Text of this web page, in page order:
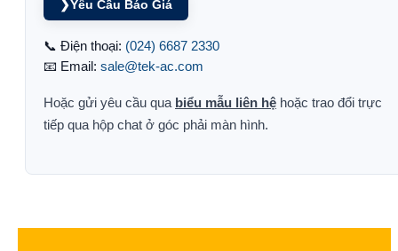
❯Yêu Cầu Báo Giá
📞 Điện thoại: (024) 6687 2330
📧 Email: sale@tek-ac.com
Hoặc gửi yêu cầu qua biểu mẫu liên hệ hoặc trao đổi trực
tiếp qua hộp chat ở góc phải màn hình.